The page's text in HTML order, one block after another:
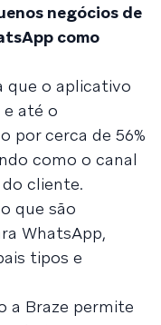
negócios de
como
que o aplicativo
até o
por cerca de 56%
como o canal
cliente.
que são
WhatsApp,
tipos e
a Braze permite